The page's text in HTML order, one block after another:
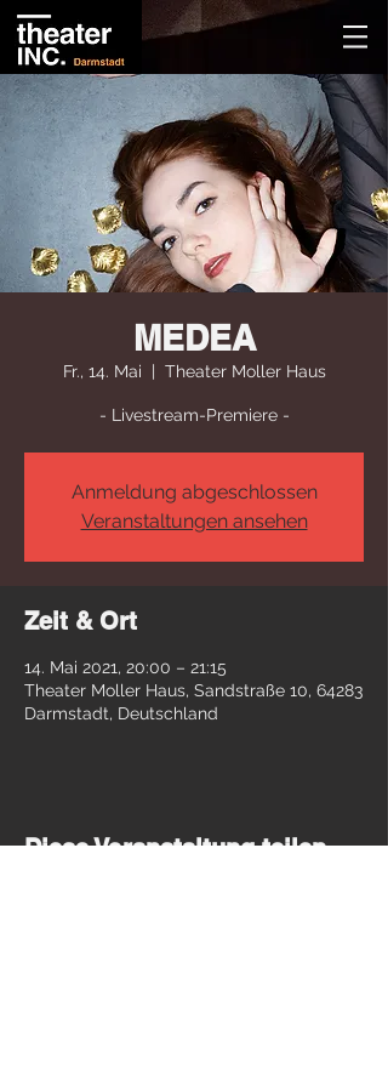
MEDEA
Fr., 14. Mai
  |
Theater Moller Haus
- Livestream-Premiere -
Anmeldung abgeschlossen
Veranstaltungen ansehen
Zeit & Ort
14. Mai 2021, 20:00 – 21:15
Theater Moller Haus, Sandstraße 10, 64283
Darmstadt, Deutschland
Diese Veranstaltung teilen